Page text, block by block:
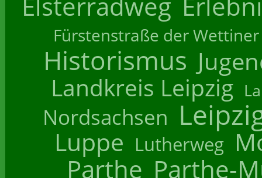
Fürstenstraße der Wettiner
Historismus
Landkreis Leipzig
Nordsachsen
Luppe Lutherweg
Parthe Parthe-